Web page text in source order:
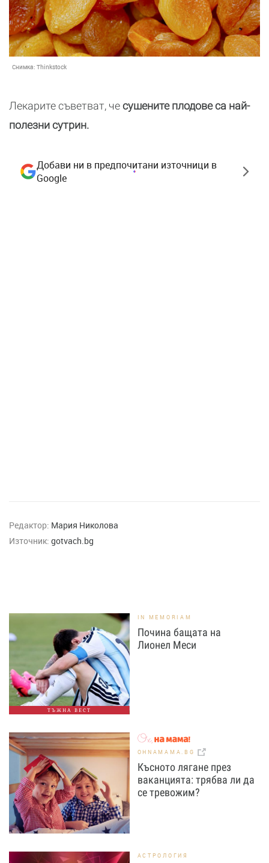
Снимка: Thinkstock
Лекарите съветват, чесушените плодове са най-
полезни сутрин.
Добави ни в предпочитани източници в
Google
Редактор: Мария Николова
Източник: gotvach.bg
ТЪЖНА ВЕСТ
IN MEMORIAM
Почина бащата на
Лионел Меси
OHNAMAMA.BG
Късното лягане през
ваканцията: трябва ли да
се тревожим?
АСТРОЛОГИЯ